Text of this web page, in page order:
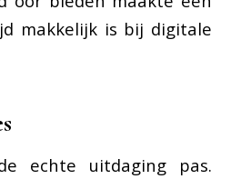
makkelijk is bij digitale
echte uitdaging pas.